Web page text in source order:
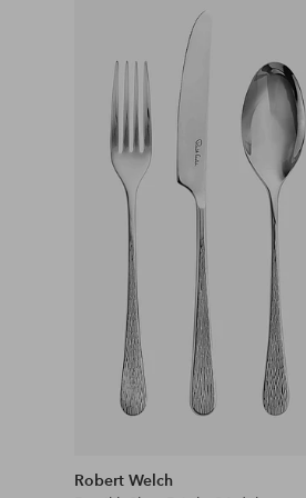
Robert Welch